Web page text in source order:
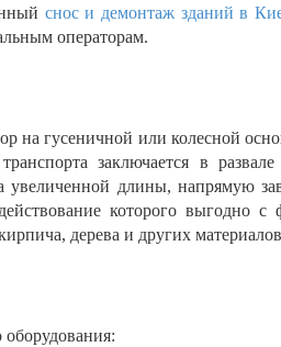
снос и демонтаж зданий в
операторам.
на гусеничной или колесной
заключается в
увеличенной длины,
которого выгодно
дерева и других
оборудования: